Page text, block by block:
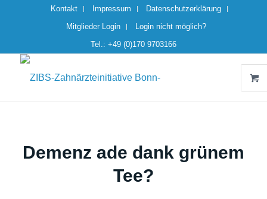
Kontakt Impressum
Datenschutzerklärung
Mitglieder Login
Login nicht möglich?
Tel.: +49 (0)170 9703166
Demenz ade dank grünem
Tee?